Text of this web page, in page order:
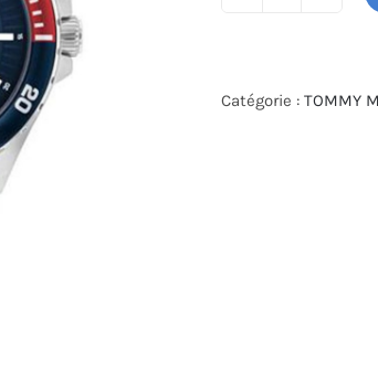
TOMMY
Catégorie : TOMMY